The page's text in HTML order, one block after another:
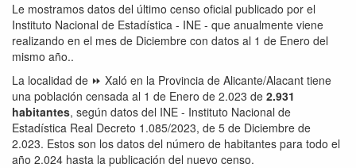
Le mostramos datos del último censo oficial publicado por el
Instituto Nacional de Estadística - INE - que anualmente viene
realizando en el mes de Diciembre con datos al 1 de Enero del
mismo año..
La localidad de ⏩ Xaló en la Provincia de Alicante/Alacant tiene
una población censada al 1 de Enero de 2.023 de 2.931
habitantes, según datos del INE - Instituto Nacional de
Estadística Real Decreto 1.085/2023, de 5 de Diciembre de
2.023. Estos son los datos del número de habitantes para todo el
año 2.024 hasta la publicación del nuevo censo.